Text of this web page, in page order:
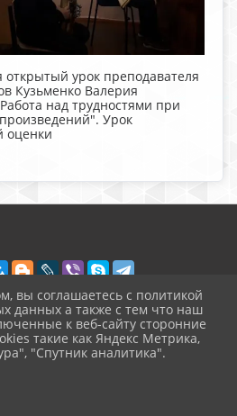
открытый урок преподавателя
Кузьменко Валерия
над трудностями при
Урок
оценки
данных
вы соглашаетесь с политикой
данных а также с тем что наш
к веб-сайту сторонние
такие как Яндекс Метрика,
"Спутник аналитика".